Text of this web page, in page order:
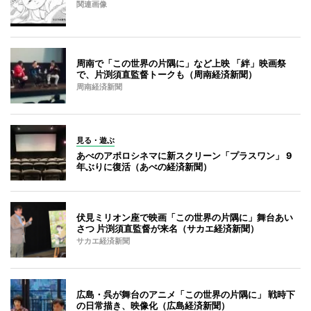
関連画像
周南で「この世界の片隅に」など上映 「絆」映画祭
で、片渕須直監督トークも（周南経済新聞）
周南経済新聞
見る・遊ぶ
あべのアポロシネマに新スクリーン「プラスワン」 9
年ぶりに復活（あべの経済新聞）
伏見ミリオン座で映画「この世界の片隅に」舞台あい
さつ 片渕須直監督が来名（サカエ経済新聞）
サカエ経済新聞
広島・呉が舞台のアニメ「この世界の片隅に」 戦時下
の日常描き、映像化（広島経済新聞）